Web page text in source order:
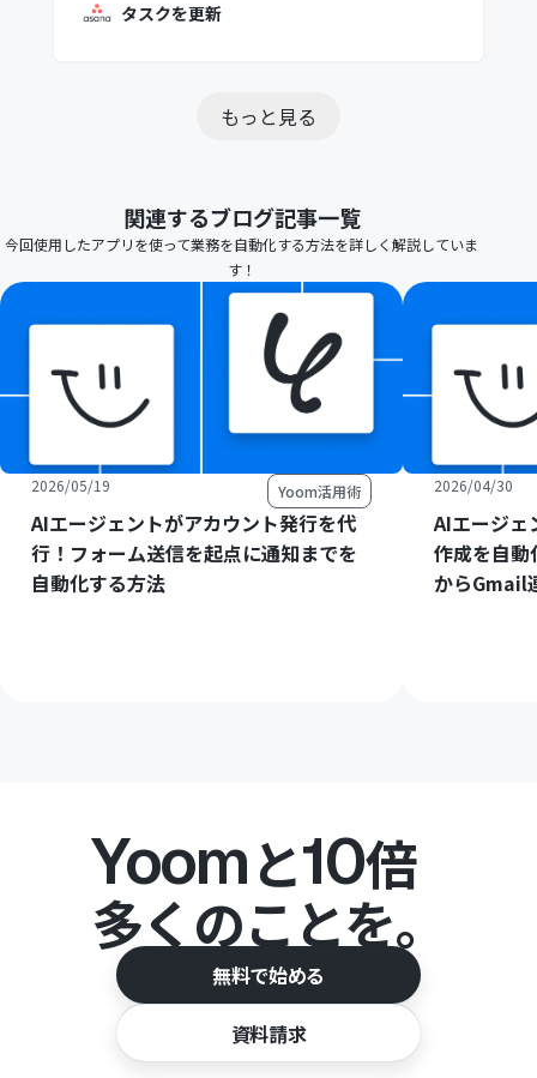
タスクを更新
もっと見る
関連するブログ記事一覧
今回使用したアプリを使って業務を自動化する方法を詳しく解説していま
す！
2026/05/19 Yoom活用術
AIエージェントがアカウント発行を代
行！フォーム送信を起点に通知までを
自動化する方法
2026/04/30
AIエージェ
作成を自動
からGmail
Yoomと10倍
多くのことを。
無料で始める
資料請求